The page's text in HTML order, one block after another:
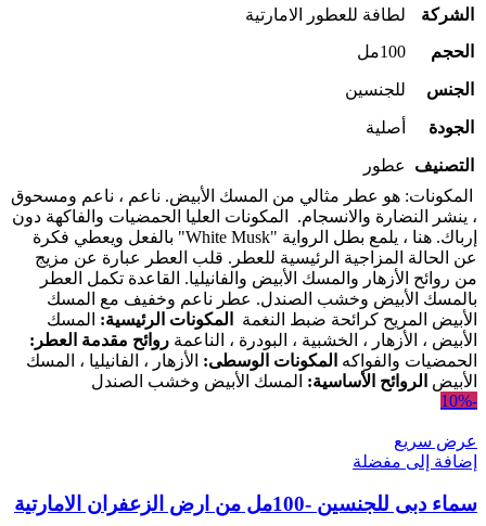
الشركة
لطافة للعطور الامارتية
الحجم
100مل
الجنس للجنسين
الجودة أصلية
التصنيف
عطور
المكونات: هو عطر مثالي من المسك الأبيض. ناعم ، ناعم ومسحوق
، ينشر النضارة والانسجام.
المكونات العليا الحمضيات والفاكهة دون
إرباك. هنا ، يلمع بطل الرواية "White Musk" بالفعل ويعطي فكرة
عن الحالة المزاجية الرئيسية للعطر. قلب العطر عبارة عن مزيج
من روائح الأزهار والمسك الأبيض والفانيليا. القاعدة تكمل العطر
بالمسك الأبيض وخشب الصندل. عطر ناعم وخفيف مع المسك
الأبيض المريح كرائحة ضبط النغمة
المكونات الرئيسية: المسك
الأبيض ، الأزهار ، الخشبية ، البودرة ، الناعمة روائح مقدمة العطر:
الحمضيات والفواكه المكونات الوسطى: الأزهار ، الفانيليا ، المسك
الأبيض الروائح الأساسية: المسك الأبيض وخشب الصندل
-10%
عرض سريع
إضافة إلى مفضلة
سماء دبى للجنسين -100مل من ارض الزعفران الامارتية